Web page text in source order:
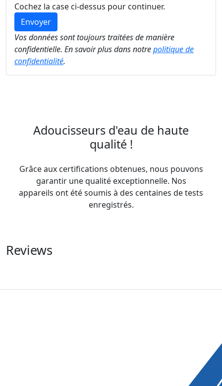
Cochez la case ci-dessus pour continuer.
Vos données sont toujours traitées de manière
confidentielle. En savoir plus dans notrepolitique de
confidentialité.
Adoucisseurs d'eau de haute
qualité !
Grâce aux certifications obtenues, nous pouvons
garantir une qualité exceptionnelle. Nos
appareils ont été soumis à des centaines de tests
enregistrés.
Reviews